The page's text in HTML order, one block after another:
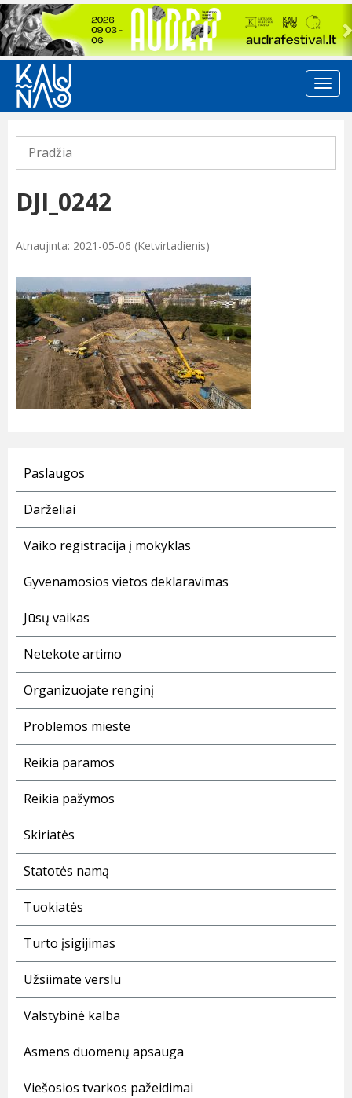
Previous
Pradžia
DJI_0242
Atnaujinta: 2021-05-06 (Ketvirtadienis)
Paslaugos
Darželiai
Vaiko registracija į mokyklas
Gyvenamosios vietos deklaravimas
Jūsų vaikas
Netekote artimo
Organizuojate renginį
Problemos mieste
Reikia paramos
Reikia pažymos
Skiriatės
Statotės namą
Tuokiatės
Turto įsigijimas
Užsiimate verslu
Valstybinė kalba
Asmens duomenų apsauga
Viešosios tvarkos pažeidimai